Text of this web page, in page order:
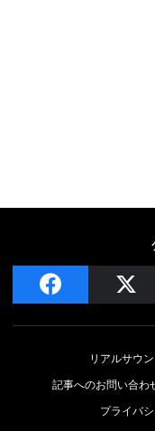
facebook
リアルサウ
記事へのお問い合わ
プライバ